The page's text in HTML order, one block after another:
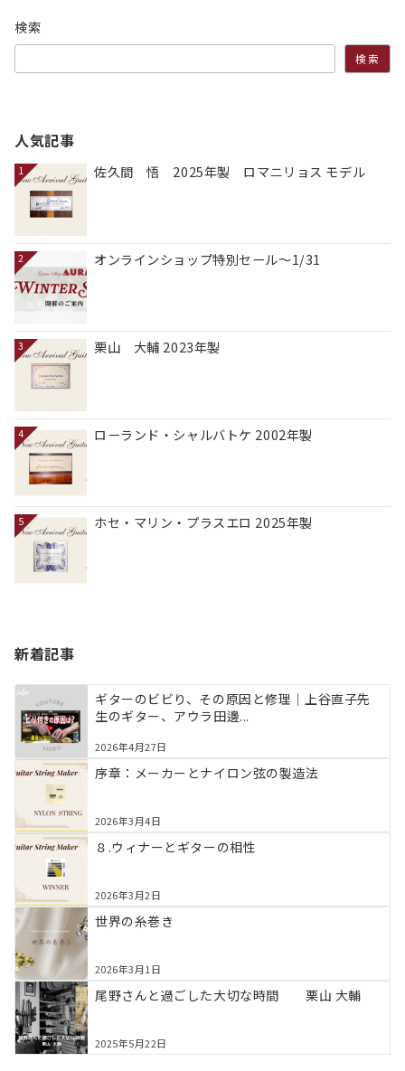
検索
検索
人気記事
1 佐久間 悟 2025年製 ロマニリョス モデル
2 オンラインショップ特別セール～1/31
3 栗山 大輔 2023年製
4 ローランド・シャルバトケ 2002年製
5 ホセ・マリン・プラスエロ 2025年製
新着記事
ギターのビビり、その原因と修理｜上谷直子先
生のギター、アウラ田邊...
2026年4月27日
序章：メーカーとナイロン弦の製造法
2026年3月4日
８.ウィナーとギターの相性
2026年3月2日
世界の糸巻き
2026年3月1日
尾野さんと過ごした大切な時間 栗山 大輔
2025年5月22日